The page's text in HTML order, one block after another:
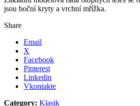
jsou boční kryty a vrchní mřížka.
Share
Email
X
Facebook
Pinterest
Linkedin
Vkontakte
Category: Klasik